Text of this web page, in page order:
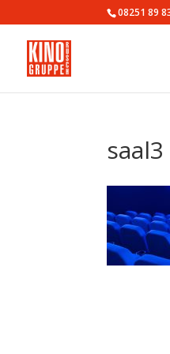
08251 89
saal3